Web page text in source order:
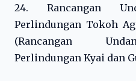
24. Rancangan
Perlindungan Tokoh
(Rancangan
Perlindungan Kyai dan